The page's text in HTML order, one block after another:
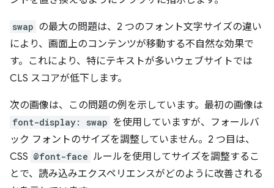
swap の最大の問題は、2 つのフォント文字サイズの違い
により、画面上のコンテンツが移動する不自然な効果で
す。これにより、特にテキストが多いウェブサイトでは
CLS スコアが低下します。
次の画像は、この問題の例を示しています。最初の画像は
font-display: swap を使用していますが、フォールバ
ック フォントのサイズを調整していません。2 つ目は、
CSS @font-face ルールを使用してサイズを調整するこ
とで、読み込みエクスペリエンスがどのように改善される